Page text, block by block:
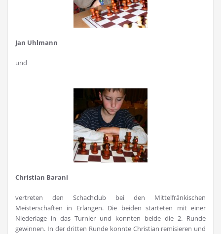
Jan Uhlmann
und
Christian Barani
vertreten den Schachclub bei den Mittelfränkischen
Meisterschaften in Erlangen. Die beiden starteten mit einer
Niederlage in das Turnier und konnten beide die 2. Runde
gewinnen. In der dritten Runde konnte Christian remisieren und